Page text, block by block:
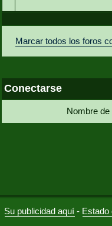
Marcar todos los foros
Conectarse
Nombre de
Su publicidad aquí - Estado